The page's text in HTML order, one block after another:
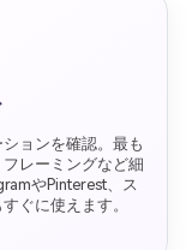
ョンを確認。最も
レーミングなど細
やPinterest、ス
ぐに使えます。